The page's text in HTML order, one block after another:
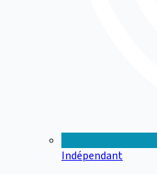
Indépendant